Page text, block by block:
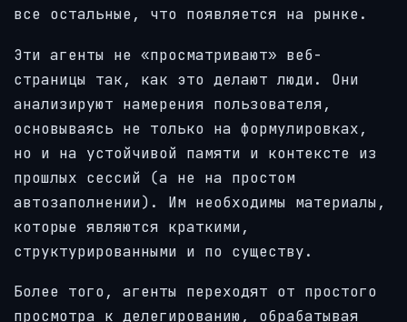
все остальные, что появляется на рынке.
Эти агенты не «просматривают» веб-
страницы так, как это делают люди. Они
анализируют намерения пользователя,
основываясь не только на формулировках,
но и на устойчивой памяти и контексте из
прошлых сессий (а не на простом
автозаполнении). Им необходимы материалы,
которые являются краткими,
структурированными и по существу.
Более того, агенты переходят от простого
просмотра к делегированию, обрабатывая